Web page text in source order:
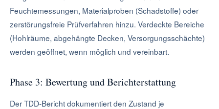
Feuchtemessungen, Materialproben (Schadstoffe) oder
zerstörungsfreie Prüfverfahren hinzu. Verdeckte Bereiche
(Hohlräume, abgehängte Decken, Versorgungsschächte)
werden geöffnet, wenn möglich und vereinbart.
Phase 3: Bewertung und Berichterstattung
Der TDD-Bericht dokumentiert den Zustand je